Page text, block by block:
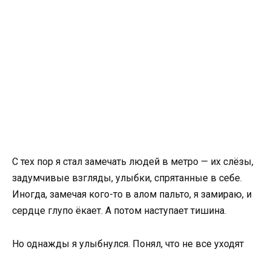
С тех пор я стал замечать людей в метро — их слёзы,
задумчивые взгляды, улыбки, спрятанные в себе.
Иногда, замечая кого-то в алом пальто, я замираю, и
сердце глупо ёкает. А потом наступает тишина.
Но однажды я улыбнулся. Понял, что не все уходят